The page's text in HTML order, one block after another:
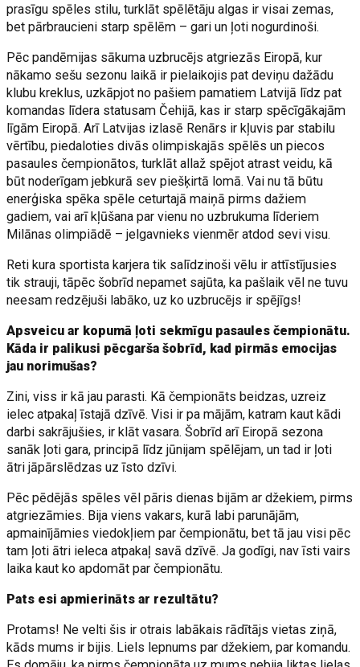
prasīgu spēles stilu, turklāt spēlētāju algas ir visai zemas,
bet pārbraucieni starp spēlēm – gari un ļoti nogurdinoši.
Pēc pandēmijas sākuma uzbrucējs atgriezās Eiropā, kur
nākamo sešu sezonu laikā ir pielaikojis pat deviņu dažādu
klubu kreklus, uzkāpjot no pašiem pamatiem Latvijā līdz pat
komandas līdera statusam Čehijā, kas ir starp spēcīgākajām
līgām Eiropā. Arī Latvijas izlasē Renārs ir kļuvis par stabilu
vērtību, piedaloties divās olimpiskajās spēlēs un piecos
pasaules čempionātos, turklāt allaž spējot atrast veidu, kā
būt noderīgam jebkurā sev piešķirtā lomā. Vai nu tā būtu
enerģiska spēka spēle ceturtajā maiņā pirms dažiem
gadiem, vai arī kļūšana par vienu no uzbrukuma līderiem
Milānas olimpiādē – jelgavnieks vienmēr atdod sevi visu.
Reti kura sportista karjera tik salīdzinoši vēlu ir attīstījusies
tik strauji, tāpēc šobrīd nepamet sajūta, ka pašlaik vēl ne tuvu
neesam redzējuši labāko, uz ko uzbrucējs ir spējīgs!
Apsveicu ar kopumā ļoti sekmīgu pasaules čempionātu.
Kāda ir palikusi pēcgarša šobrīd, kad pirmās emocijas
jau norimušas?
Zini, viss ir kā jau parasti. Kā čempionāts beidzas, uzreiz
ielec atpakaļ īstajā dzīvē. Visi ir pa mājām, katram kaut kādi
darbi sakrājušies, ir klāt vasara. Šobrīd arī Eiropā sezona
sanāk ļoti gara, principā līdz jūnijam spēlējam, un tad ir ļoti
ātri jāpārslēdzas uz īsto dzīvi.
Pēc pēdējās spēles vēl pāris dienas bijām ar džekiem, pirms
atgriezāmies. Bija viens vakars, kurā labi parunājām,
apmainījāmies viedokļiem par čempionātu, bet tā jau visi pēc
tam ļoti ātri ieleca atpakaļ savā dzīvē. Ja godīgi, nav īsti vairs
laika kaut ko apdomāt par čempionātu.
Pats esi apmierināts ar rezultātu?
Protams! Ne velti šis ir otrais labākais rādītājs vietas ziņā,
kāds mums ir bijis. Liels lepnums par džekiem, par komandu.